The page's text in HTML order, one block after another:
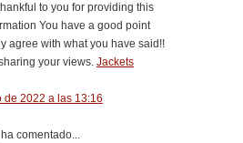
to you for providing this
You have a good point
agree with what you have said!!
your views. Jackets
de 2022 a las 13:16
comentado...